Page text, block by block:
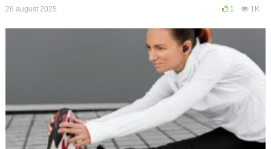
26 august 2025 1 1K